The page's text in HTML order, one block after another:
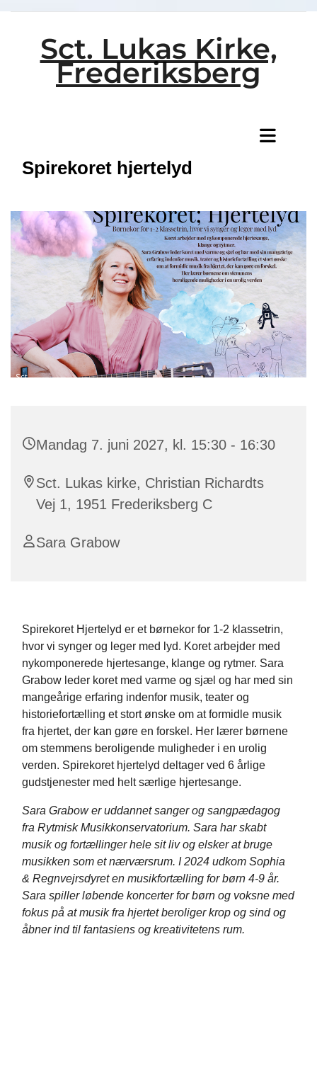
Sct. Lukas Kirke,
Frederiksberg
Spirekoret hjertelyd
Mandag 7. juni 2027, kl. 15:30 - 16:30
Sct. Lukas kirke, Christian Richardts
Vej 1, 1951 Frederiksberg C
Sara Grabow
Spirekoret Hjertelyd er et børnekor for 1-2 klassetrin,
hvor vi synger og leger med lyd. Koret arbejder med
nykomponerede hjertesange, klange og rytmer. Sara
Grabow leder koret med varme og sjæl og har med sin
mangeårige erfaring indenfor musik, teater og
historiefortælling et stort ønske om at formidle musik
fra hjertet, der kan gøre en forskel. Her lærer børnene
om stemmens beroligende muligheder i en urolig
verden. Spirekoret hjertelyd deltager ved 6 årlige
gudstjenester med helt særlige hjertesange.
Sara Grabow er uddannet sanger og sangpædagog
fra Rytmisk Musikkonservatorium. Sara har skabt
musik og fortællinger hele sit liv og elsker at bruge
musikken som et nærværsrum. I 2024 udkom Sophia
& Regnvejrsdyret en musikfortælling for børn 4-9 år.
Sara spiller løbende koncerter for børn og voksne med
fokus på at musik fra hjertet beroliger krop og sind og
åbner ind til fantasiens og kreativitetens rum.